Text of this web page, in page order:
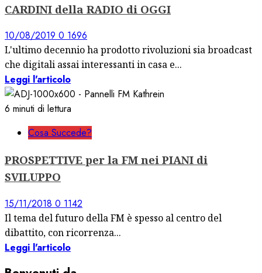
CARDINI della RADIO di OGGI
10/08/2019 0 1696
L'ultimo decennio ha prodotto rivoluzioni sia broadcast
che digitali assai interessanti in casa e...
Leggi l'articolo
6 minuti di lettura
Cosa Succede?
PROSPETTIVE per la FM nei PIANI di
SVILUPPO
15/11/2018 0 1142
Il tema del futuro della FM è spesso al centro del
dibattito, con ricorrenza...
Leggi l'articolo